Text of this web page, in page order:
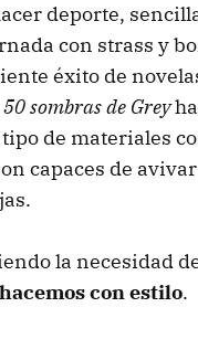
deporte,
con strass y
éxito de
50 sombras de Grey
de materiales
capaces de
la necesidad
con estilo.